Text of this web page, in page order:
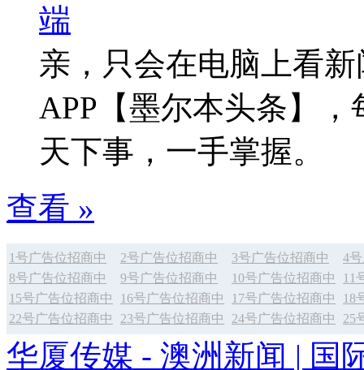
亲，只会在电脑上看
APP【墨尔本头条】
天下事，一手掌握。
查看 »
1号广告位招商中 2号广告位招商中 3号广告位招商中
4
8号广告位招商中
9号广告位招商中 10号广告位招商中
11
15号广告位招商中
16号广告位招商中 17号广告位招商中
18
22号广告位招商中
23号广告位招商中 24号广告位招商中 25
华厦传媒 - 澳洲新闻 | 国